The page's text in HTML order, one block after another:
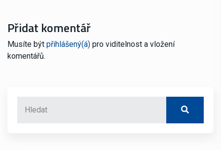
Přidat komentář
Musíte být přihlášený(á) pro viditelnost a vložení
komentářů.